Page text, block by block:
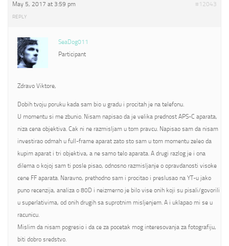
May 5, 2017 at 3:59 pm #12043
REPLY
SeaDog011
Participant
Zdravo Viktore,
Dobih tvoju poruku kada sam bio u gradu i procitah je na telefonu.
U momentu si me zbunio. Nisam napisao da je velika prednost APS-C aparata,
niza cena objektiva. Cak ni ne razmisljam u tom pravcu. Napisao sam da nisam
investirao odmah u full-frame aparat zato sto sam u tom momentu zeleo da
kupim aparat i tri objektiva, a ne samo telo aparata. A drugi razlog je i ona
dilema o kojoj sam ti posle pisao, odnosno razmisljanje o opravdanosti visoke
cene FF aparata. Naravno, prethodno sam i procitao i preslusao na YT-u jako
puno recenzija, analiza o 80D i neizmerno je bilo vise onih koji su pisali/govorili
u superlativima, od onih drugih sa suprotnim misljenjem. A i uklapao mi se u
racunicu.
Mislim da nisam pogresio i da ce za pocetak mog interesovanja za fotografiju,
biti dobro sredstvo.